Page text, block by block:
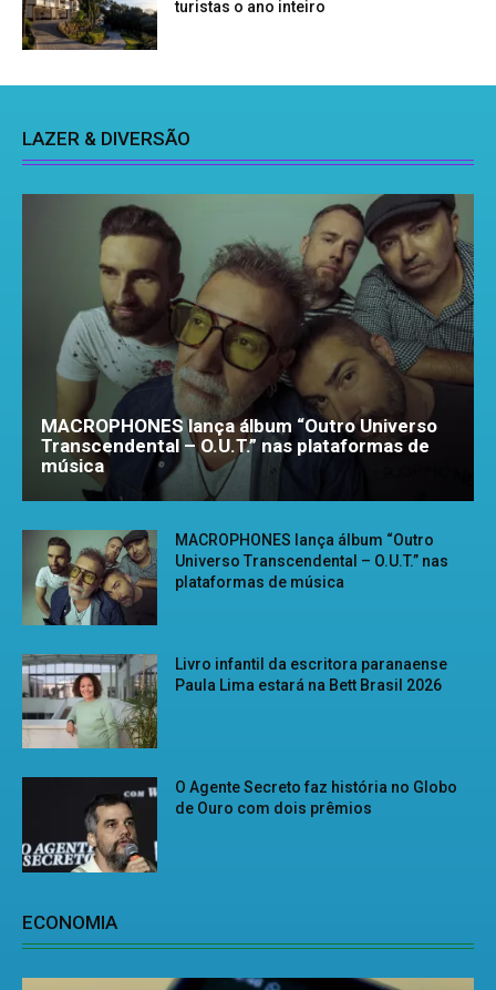
turistas o ano inteiro
LAZER & DIVERSÃO
MACROPHONES lança álbum “Outro Universo
Transcendental – O.U.T.” nas plataformas de
música
MACROPHONES lança álbum “Outro
Universo Transcendental – O.U.T.” nas
plataformas de música
Livro infantil da escritora paranaense
Paula Lima estará na Bett Brasil 2026
O Agente Secreto faz história no Globo
de Ouro com dois prêmios
ECONOMIA